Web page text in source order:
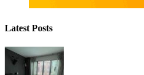
Latest Posts